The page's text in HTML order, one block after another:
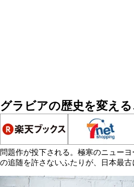
グラビアの歴史を変える
問題作が投下される。極寒のニュー
の追随を許さないふたりが、日本最